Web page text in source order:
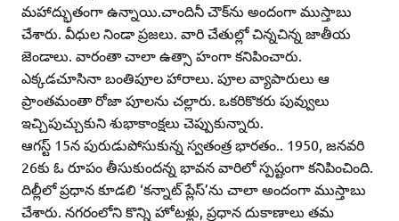
మహాద్భుతంగా ఉన్నాయి.చాందినీ చౌక్‌ను అందంగా ముస్తాబు
చేశారు. వీధుల నిండా ప్రజలు. వారి చేతుల్లో చిన్నచిన్న జాతీయ
జెండాలు. వారంతా చాలా ఉత్సా హంగా కనిపించారు.
ఎక్కడచూసినా బంతిపూల హారాలు. పూల వ్యాపారులు ఆ
ప్రాంతమంతా రోజా పూలను చల్లారు. ఒకరికొకరు పువ్వులు
ఇచ్చిపుచ్చుకుని శుభాకాంక్షలు చెప్పుకున్నారు.
ఆగస్ట్‌ 15న పురుడుపోసుకున్న స్వతంత్ర భారతం.. 1950, జనవరి
26కు ఓ రూపం తీసుకుందన్న భావన వారిలో స్పష్టంగా కనిపించింది.
దిల్లీలో ప్రధాన కూడలి ‘కన్నాట్‌ ప్లేస్‌’ను చాలా అందంగా ముస్తాబు
చేశారు. నగరంలోని కొన్ని హోటళ్లు, ప్రధాన దుకాణాలు తమ